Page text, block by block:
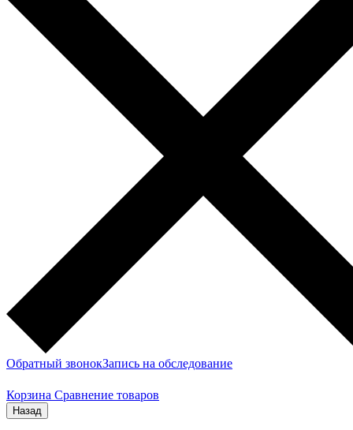
Обратный звонокЗапись на обследование
Корзина Сравнение товаров
Назад